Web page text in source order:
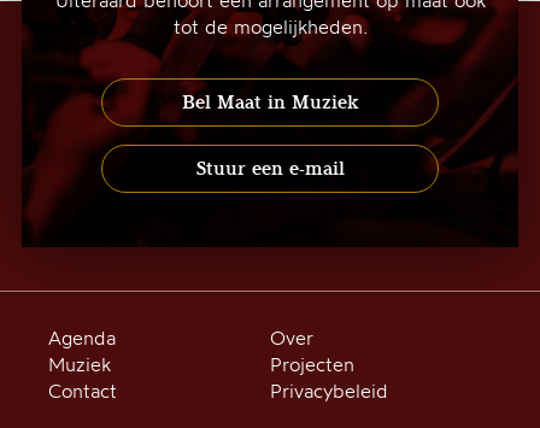
tot de mogelijkheden.
Bel Maat in Muziek
Stuur een e-mail
Agenda
Over
Muziek
Projecten
Contact
Privacybeleid